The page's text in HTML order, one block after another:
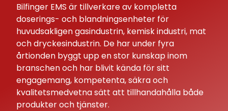
Bilfinger EMS är tillverkare av kompletta
doserings- och blandningsenheter för
huvudsakligen gasindustrin, kemisk industri, mat
och dryckesindustrin. De har under fyra
årtionden byggt upp en stor kunskap inom
branschen och har blivit kända för sitt
engagemang, kompetenta, säkra och
kvalitetsmedvetna sätt att tillhandahålla både
produkter och tjänster.